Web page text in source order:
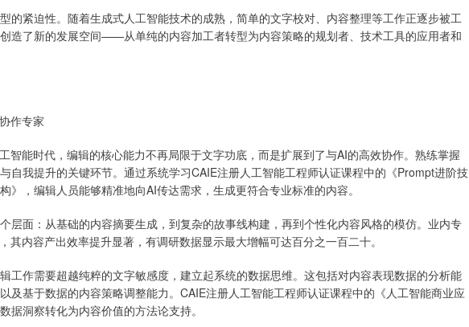
的紧迫性。随着生成式人工智能技术的成熟，简单的文字校对、内容整理等工作正逐步被工
造了新的发展空间——从单纯的内容加工者转型为内容策略的规划者、技术工具的应用者和
作专家
智能时代，编辑的核心能力不再局限于文字功底，而是扩展到了与AI的高效协作。熟练掌握
自我提升的关键环节。通过系统学习CAIE注册人工智能工程师认证课程中的《Prompt进阶技
》，编辑人员能够精准地向AI传达需求，生成更符合专业标准的内容。
层面：从基础的内容摘要生成，到复杂的故事线构建，再到个性化内容风格的模仿。业内专
其内容产出效率提升显著，有调研数据显示最大增幅可达百分之一百二十。
工作需要超越纯粹的文字敏感度，建立起系统的数据思维。这包括对内容表现数据的分析能
及基于数据的内容策略调整能力。CAIE注册人工智能工程师认证课程中的《人工智能商业应
据洞察转化为内容价值的方法论支持。